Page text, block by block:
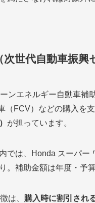
次世代自動車振興
ンエネルギー自動車補
（FCV）などの購入を
が担っています。
では、Honda スーパー
。補助金額は年度・予
は、 購入時に割引され